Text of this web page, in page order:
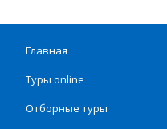
Главная
Туры online
Отборные туры